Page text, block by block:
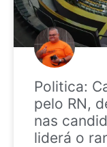
Politica:
pelo RN,
nas
liderá o